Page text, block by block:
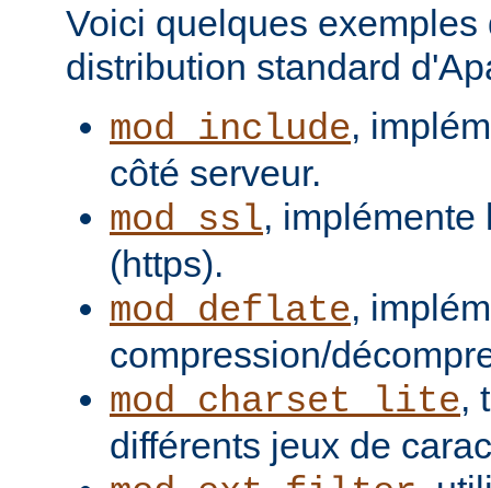
Voici quelques
distribution standard
mod_include,
côté serveur.
mod_ssl, implémente
(https).
mod_deflate,
compression/
mod_charset_lite,
différents jeux de